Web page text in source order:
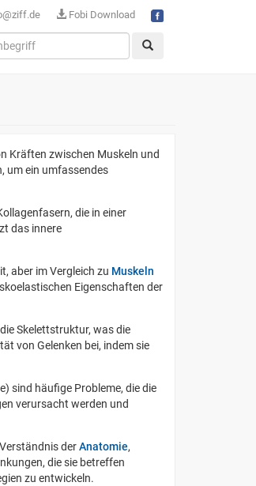
Fobi Download
Kräften zwischen Muskeln und
um ein umfassendes
die in einer
das innere
aber im Vergleich zu Muskeln
Eigenschaften der
Skelettstruktur, was die
von Gelenken bei, indem sie
sind häufige Probleme, die die
verursacht werden und
derAnatomie,
die sie betreffen
zu entwickeln.